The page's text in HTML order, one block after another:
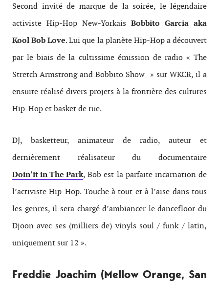
Second invité de marque de la soirée, le légendaire
activiste Hip-Hop New-Yorkais Bobbito Garcia aka
Kool Bob Love. Lui que la planète Hip-Hop a découvert
par le biais de la cultissime émission de radio « The
Stretch Armstrong and Bobbito Show » sur WKCR, il a
ensuite réalisé divers projets à la frontière des cultures
Hip-Hop et basket de rue.
DJ, basketteur, animateur de radio, auteur et
dernièrement réalisateur du documentaire
Doin’it in The Park, Bob est la parfaite incarnation de
l’activiste Hip-Hop. Touche à tout et à l’aise dans tous
les genres, il sera chargé d’ambiancer le dancefloor du
Djoon avec ses (milliers de) vinyls soul / funk / latin,
uniquement sur 12 ».
Freddie Joachim (Mellow Orange, San